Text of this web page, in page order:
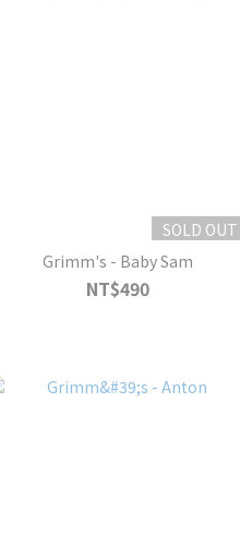
SOLD OUT
Grimm's - Baby Sam
NT$490